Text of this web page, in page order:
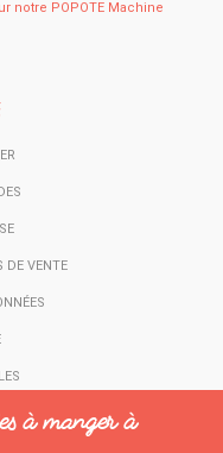
notre POPOTE Machine
DE VENTE
loversà manger à